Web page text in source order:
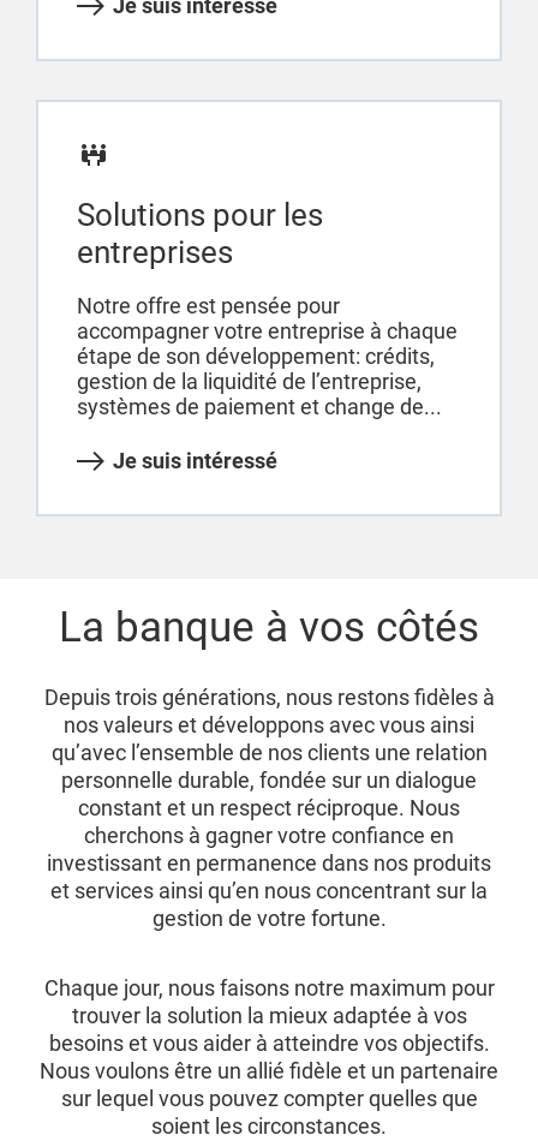
Solutions pour les
entreprises
Notre offre est pensée pour
accompagner votre entreprise à chaque
étape de son développement: crédits,
gestion de la liquidité de l’entreprise,
systèmes de paiement et change de...
Je suis intéressé
La banque à vos côtés
Depuis trois générations, nous restons fidèles à
nos valeurs et développons avec vous ainsi
qu’avec l’ensemble de nos clients une relation
personnelle durable, fondée sur un dialogue
constant et un respect réciproque. Nous
cherchons à gagner votre confiance en
investissant en permanence dans nos produits
et services ainsi qu’en nous concentrant sur la
gestion de votre fortune.
Chaque jour, nous faisons notre maximum pour
trouver la solution la mieux adaptée à vos
besoins et vous aider à atteindre vos objectifs.
Nous voulons être un allié fidèle et un partenaire
sur lequel vous pouvez compter quelles que
soient les circonstances.